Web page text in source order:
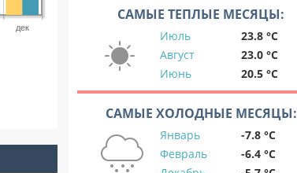
дек
САМЫЕ ТЕПЛЫЕ МЕСЯЦЫ:
Июль
23.8 °C
Август
23.0 °C
Июнь
20.5 °C
САМЫЕ ХОЛОДНЫЕ МЕСЯЦЫ:
Январь
-7.8 °C
Февраль
-6.4 °C